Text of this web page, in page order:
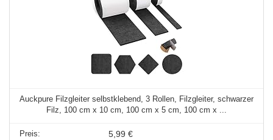
Auckpure Filzgleiter selbstklebend, 3 Rollen, Filzgleiter, schwarzer
Filz, 100 cm x 10 cm, 100 cm x 5 cm, 100 cm x ...
5,99 €